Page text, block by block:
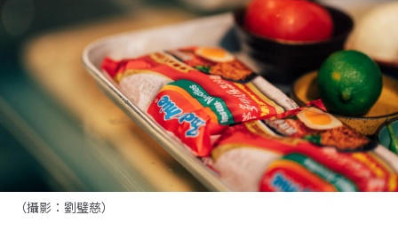
（攝影：劉璧慈）